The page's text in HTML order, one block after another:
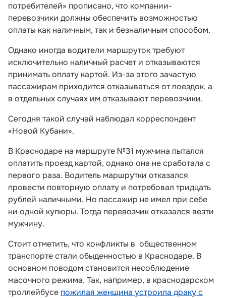
потребителей» прописано, что компании-
перевозчики должны обеспечить возможностью
оплаты как наличным, так и безналичным способом.
Однако иногда водители маршруток требуют
исключительно наличный расчет и отказываются
принимать оплату картой. Из-за этого зачастую
пассажирам приходится отказываться от поездок, а
в отдельных случаях им отказывают перевозчики.
Сегодня такой случай наблюдал корреспондент
«Новой Кубани».
В Краснодаре на маршруте №31 мужчина пытался
оплатить проезд картой, однако она не сработала с
первого раза. Водитель маршрутки отказался
провести повторную оплату и потребовал тридцать
рублей наличными. Но пассажир не имел при себе
ни одной купюры. Тогда перевозчик отказался везти
мужчину.
Стоит отметить, что конфликты в общественном
транспорте стали обыденностью в Краснодаре. В
основном поводом становится несоблюдение
масочного режима. Так, например, в краснодарском
троллейбусе пожилая женщина устроила драку с